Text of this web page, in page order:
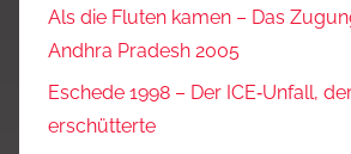
Als die Fluten kamen – Das
Andhra Pradesh 2005
Eschede 1998 – Der ICE‑Unfall,
erschütterte